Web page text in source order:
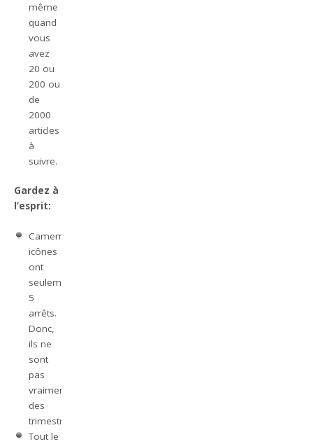
même
quand
vous
avez
20 ou
200 ou
de
2000
articles
à
suivre.
Gardez à
l’esprit:
Camembert
icônes
ont
seulement
5
arrêts.
Donc,
ils ne
sont
pas
vraiment
des
trimestres.
Tout le